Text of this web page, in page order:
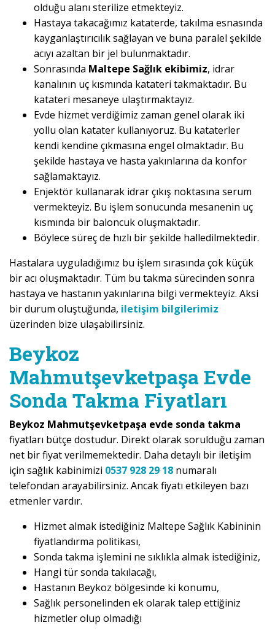
olduğu alanı sterilize etmekteyiz.
Hastaya takacağımız kataterde, takılma esnasında
kayganlaştırıcılık sağlayan ve buna paralel şekilde
acıyı azaltan bir jel bulunmaktadır.
Sonrasında Maltepe Sağlık ekibimiz, idrar
kanalının uç kısmında katateri takmaktadır. Bu
katateri mesaneye ulaştırmaktayız.
Evde hizmet verdiğimiz zaman genel olarak iki
yollu olan katater kullanıyoruz. Bu kataterler
kendi kendine çıkmasına engel olmaktadır. Bu
şekilde hastaya ve hasta yakınlarına da konfor
sağlamaktayız.
Enjektör kullanarak idrar çıkış noktasına serum
vermekteyiz. Bu işlem sonucunda mesanenin uç
kısmında bir baloncuk oluşmaktadır.
Böylece süreç de hızlı bir şekilde halledilmektedir.
Hastalara uyguladığımız bu işlem sırasında çok küçük
bir acı oluşmaktadır. Tüm bu takma sürecinden sonra
hastaya ve hastanın yakınlarına bilgi vermekteyiz. Aksi
bir durum oluştuğunda, iletişim bilgilerimiz
üzerinden bize ulaşabilirsiniz.
Beykoz
Mahmutşevketpaşa Evde
Sonda Takma Fiyatları
Beykoz Mahmutşevketpaşa evde sonda takma
fiyatları bütçe dostudur. Direkt olarak sorulduğu zaman
net bir fiyat verilmemektedir. Daha detaylı bir iletişim
için sağlık kabinimizi 0537 928 29 18 numaralı
telefondan arayabilirsiniz. Ancak fiyatı etkileyen bazı
etmenler vardır.
Hizmet almak istediğiniz Maltepe Sağlık Kabininin
fiyatlandırma politikası,
Sonda takma işlemini ne sıklıkla almak istediğiniz,
Hangi tür sonda takılacağı,
Hastanın Beykoz bölgesinde ki konumu,
Sağlık personelinden ek olarak talep ettiğiniz
hizmetler olup olmadığı